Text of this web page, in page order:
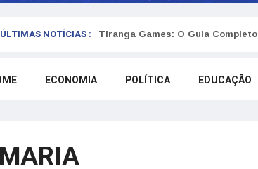
ÚLTIMAS NOTÍCIAS :
sufoco Tiranga Games: O Guia
ECONOMIA POLÍTICA EDUCAÇÃO